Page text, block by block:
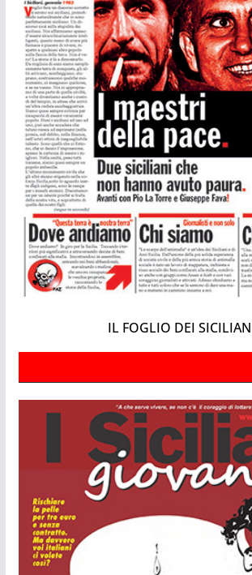
IL FOGLIO DEI